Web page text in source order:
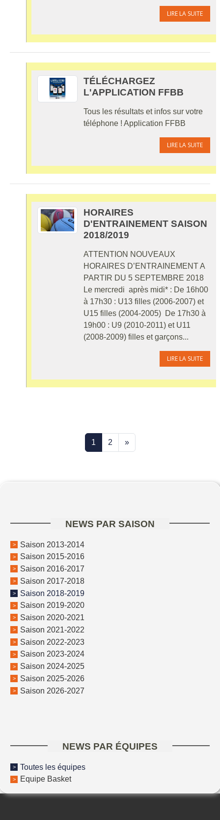
LIRE LA SUITE
TÉLÉCHARGEZ
L'APPLICATION FFBB
Tous les résultats et infos sur votre
téléphone ! Application FFBB
LIRE LA SUITE
HORAIRES
D'ENTRAINEMENT SAISON
2018/2019
ATTENTION NOUVEAUX
HORAIRES D’ENTRAINEMENT A
PARTIR DU 5 SEPTEMBRE 2018
Le mercredi après midi* : De 16h00
à 17h30 : U13 filles (2006-2007) et
U15 filles (2004-2005) De 17h30 à
19h00 : U9 (2010-2011) et U11
(2008-2009) filles et garçons...
LIRE LA SUITE
1 2 »
NEWS PAR SAISON
Saison 2013-2014
Saison 2015-2016
Saison 2016-2017
Saison 2017-2018
Saison 2018-2019
Saison 2019-2020
Saison 2020-2021
Saison 2021-2022
Saison 2022-2023
Saison 2023-2024
Saison 2024-2025
Saison 2025-2026
Saison 2026-2027
NEWS PAR ÉQUIPES
Toutes les équipes
Equipe Basket